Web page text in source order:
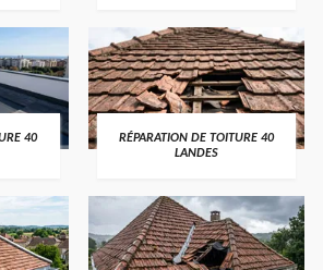
40
RÉPARATION DE TOITURE 40
LANDES